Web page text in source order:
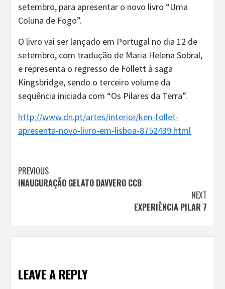
setembro, para apresentar o novo livro “Uma
Coluna de Fogo”.
O livro vai ser lançado em Portugal no dia 12 de
setembro, com tradução de Maria Helena Sobral,
e representa o regresso de Follett à saga
Kingsbridge, sendo o terceiro volume da
sequência iniciada com “Os Pilares da Terra”.
http://www.dn.pt/artes/interior/ken-follet-
apresenta-novo-livro-em-lisboa-8752439.html
Continue
Reading
PREVIOUS
INAUGURAÇÃO GELATO DAVVERO CCB
NEXT
EXPERIÊNCIA PILAR 7
LEAVE A REPLY